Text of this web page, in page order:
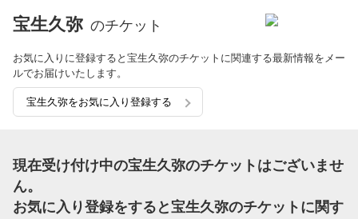
宝生久弥 のチケット
お気に入りに登録すると宝生久弥のチケットに関連する最新情報をメー
ルでお届けいたします。
宝生久弥をお気に入り登録する
現在受け付け中の宝生久弥のチケットはございませ
ん。
お気に入り登録をすると宝生久弥のチケットに関す